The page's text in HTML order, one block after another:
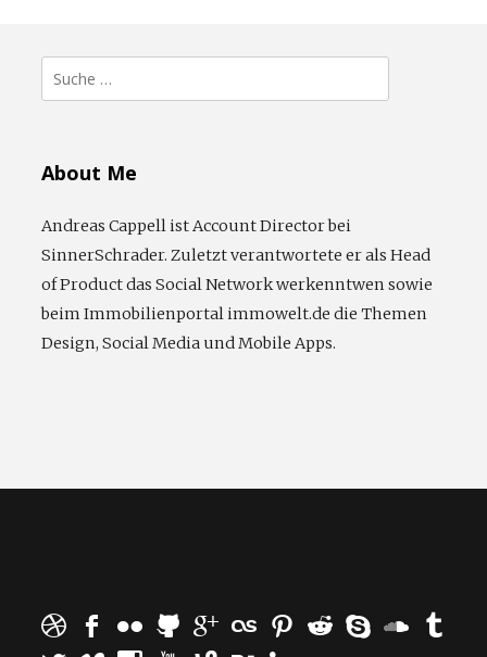
Suche
nach:
About Me
Andreas Cappell ist Account Director bei
SinnerSchrader. Zuletzt verantwortete er als Head
of Product das Social Network werkenntwen sowie
beim Immobilienportal immowelt.de die Themen
Design, Social Media und Mobile Apps.